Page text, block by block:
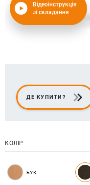
Відеоінструкція
зі складання
ДЕ КУПИТИ?
КОЛІР
БУК